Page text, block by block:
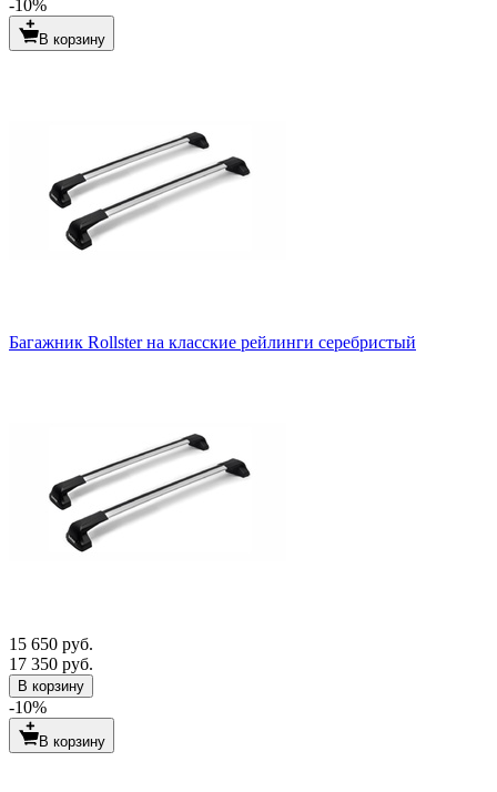
-10%
В корзину
Багажник Rollster на класские рейлинги серебристый
15 650 руб.
17 350 руб.
В корзину
-10%
В корзину